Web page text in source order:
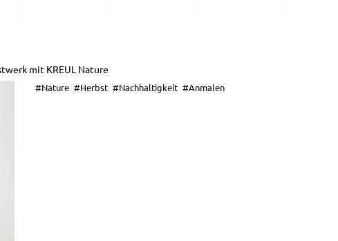
mit KREUL Nature
#Nature #Herbst #Nachhaltigkeit #Anmalen